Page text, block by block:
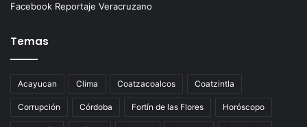
Facebook Reportaje Veracruzano
Temas
Acayucan Clima Coatzacoalcos Coatzintla
Corrupción Córdoba Fortín de las Flores Horóscopo